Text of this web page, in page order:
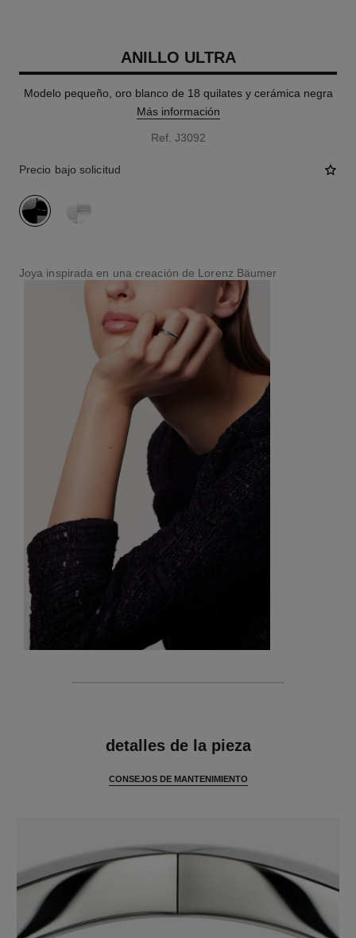
ANILLO ULTRA
Modelo pequeño, oro blanco de 18 quilates y cerámica negra
Más información
Ref. J3092
Precio bajo solicitud
variante
Joya inspirada en una creación de Lorenz Bäumer
detalles de la pieza
CONSEJOS DE MANTENIMIENTO